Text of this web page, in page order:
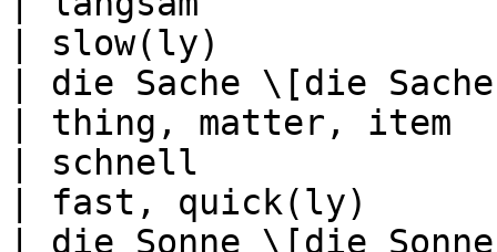
| slow(ly)
| die Sache \[die
| thing, matter,
| schnell
| fast, quick(ly)
| die Sonne \[die